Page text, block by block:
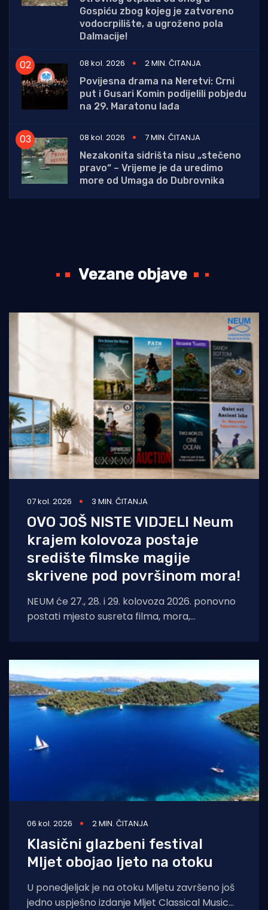
Gospiću zbog kojeg je zatvoreno
vodocrpilište, a ugroženo pola
Dalmacije!
08 kol. 2026
2 MIN. ČITANJA
Povijesna drama na Neretvi: Crni
put i Gusari Komin podijelili pobjedu
na 29. Maratonu lađa
08 kol. 2026
7 MIN. ČITANJA
Nezakonita sidrišta nisu „stečeno
pravo“ – Vrijeme je da uredimo
more od Umaga do Dubrovnika
Vezane objave
07 kol. 2026 3 MIN. ČITANJA
OVO JOŠ NISTE VIDJELI Neum
krajem kolovoza postaje
središte filmske magije
skrivene pod površinom mora!
NEUM će 27., 28. i 29. kolovoza 2026. ponovno
postati mjesto susreta filma, mora,
06 kol. 2026 2 MIN. ČITANJA
Klasični glazbeni festival
Mljet obojao ljeto na otoku
U ponedjeljak je na otoku Mljetu završeno još
jedno uspješno izdanje Mljet Classical Music